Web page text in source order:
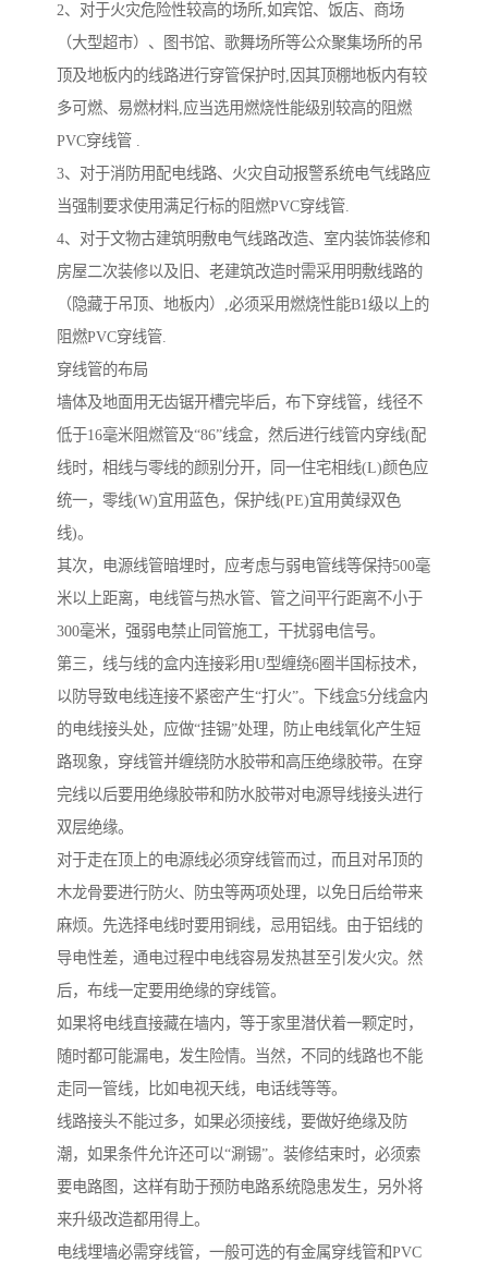
2、对于火灾危险性较高的场所,如宾馆、饭店、商场
（大型超市）、图书馆、歌舞场所等公众聚集场所的吊
顶及地板内的线路进行穿管保护时,因其顶棚地板内有较
多可燃、易燃材料,应当选用燃烧性能级别较高的阻燃
PVC穿线管 .
3、对于消防用配电线路、火灾自动报警系统电气线路应
当强制要求使用满足行标的阻燃PVC穿线管.
4、对于文物古建筑明敷电气线路改造、室内装饰装修和
房屋二次装修以及旧、老建筑改造时需采用明敷线路的
（隐藏于吊顶、地板内）,必须采用燃烧性能B1级以上的
阻燃PVC穿线管.
穿线管的布局
墙体及地面用无齿锯开槽完毕后，布下穿线管，线径不
低于16毫米阻燃管及“86”线盒，然后进行线管内穿线(配
线时，相线与零线的颜别分开，同一住宅相线(L)颜色应
统一，零线(W)宜用蓝色，保护线(PE)宜用黄绿双色
线)。
其次，电源线管暗埋时，应考虑与弱电管线等保持500毫
米以上距离，电线管与热水管、管之间平行距离不小于
300毫米，强弱电禁止同管施工，干扰弱电信号。
第三，线与线的盒内连接彩用U型缠绕6圈半国标技术，
以防导致电线连接不紧密产生“打火”。下线盒5分线盒内
的电线接头处，应做“挂锡”处理，防止电线氧化产生短
路现象，穿线管并缠绕防水胶带和高压绝缘胶带。在穿
完线以后要用绝缘胶带和防水胶带对电源导线接头进行
双层绝缘。
对于走在顶上的电源线必须穿线管而过，而且对吊顶的
木龙骨要进行防火、防虫等两项处理，以免日后给带来
麻烦。先选择电线时要用铜线，忌用铝线。由于铝线的
导电性差，通电过程中电线容易发热甚至引发火灾。然
后，布线一定要用绝缘的穿线管。
如果将电线直接藏在墙内，等于家里潜伏着一颗定时，
随时都可能漏电，发生险情。当然，不同的线路也不能
走同一管线，比如电视天线，电话线等等。
线路接头不能过多，如果必须接线，要做好绝缘及防
潮，如果条件允许还可以“涮锡”。装修结束时，必须索
要电路图，这样有助于预防电路系统隐患发生，另外将
来升级改造都用得上。
电线埋墙必需穿线管，一般可选的有金属穿线管和PVC